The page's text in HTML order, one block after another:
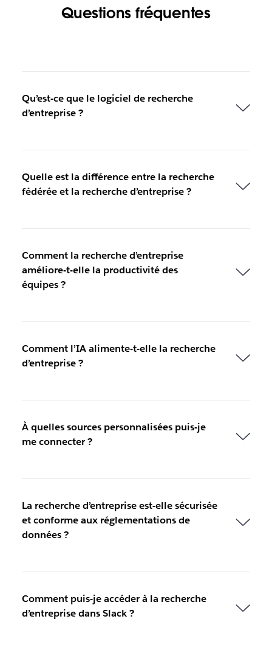
Questions fréquentes
Qu’est-ce que le logiciel de recherche
d’entreprise ?
Quelle est la différence entre la recherche
fédérée et la recherche d’entreprise ?
Comment la recherche d’entreprise
améliore-t-elle la productivité des
équipes ?
Comment l’IA alimente-t-elle la recherche
d’entreprise ?
À quelles sources personnalisées puis-je
me connecter ?
La recherche d’entreprise est-elle sécurisée
et conforme aux réglementations de
données ?
Comment puis-je accéder à la recherche
d’entreprise dans Slack ?